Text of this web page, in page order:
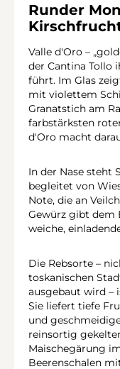
Runder
Valle d'Oro –
der Cantina Tollo
führt. Im Glas
mit violettem
Granatstich am
farbstärksten
d'Oro macht
In der Nase steht
begleitet von
Note, die an
Gewürz gibt dem
weiche,
Die Rebsorte –
toskanischen
ausgebaut wird –
Sie liefert tiefe
und
reinsortig
Maischegärung
Beerenschalen